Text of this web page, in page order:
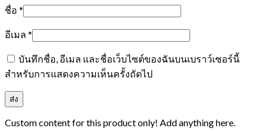
ชื่อ *
อีเมล *
บันทึกชื่อ, อีเมล และชื่อเว็บไซต์ของฉันบนเบราว์เซอร์นี้
สำหรับการแสดงความเห็นครั้งถัดไป
Custom content for this product only! Add anything here.